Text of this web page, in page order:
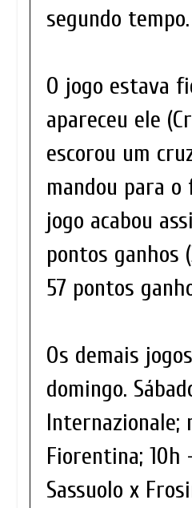
segundo tempo.
O jogo estava
apareceu ele
escorou um
mandou para o
jogo acabou
pontos ganhos
57 pontos
Os demais
domingo.
Internazionale;
Fiorentina; 10h
Sassuolo x